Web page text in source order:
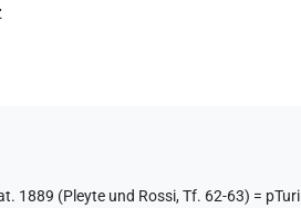
1889 (Pleyte und Rossi, Tf. 62-63) =